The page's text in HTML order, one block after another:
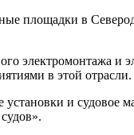
площадки в
электромонтажа и
в этой отрасли.
и